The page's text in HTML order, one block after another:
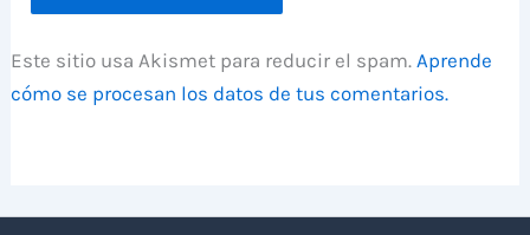
Este sitio usa Akismet para reducir el spam.Aprende
cómo se procesan los datos de tus comentarios.